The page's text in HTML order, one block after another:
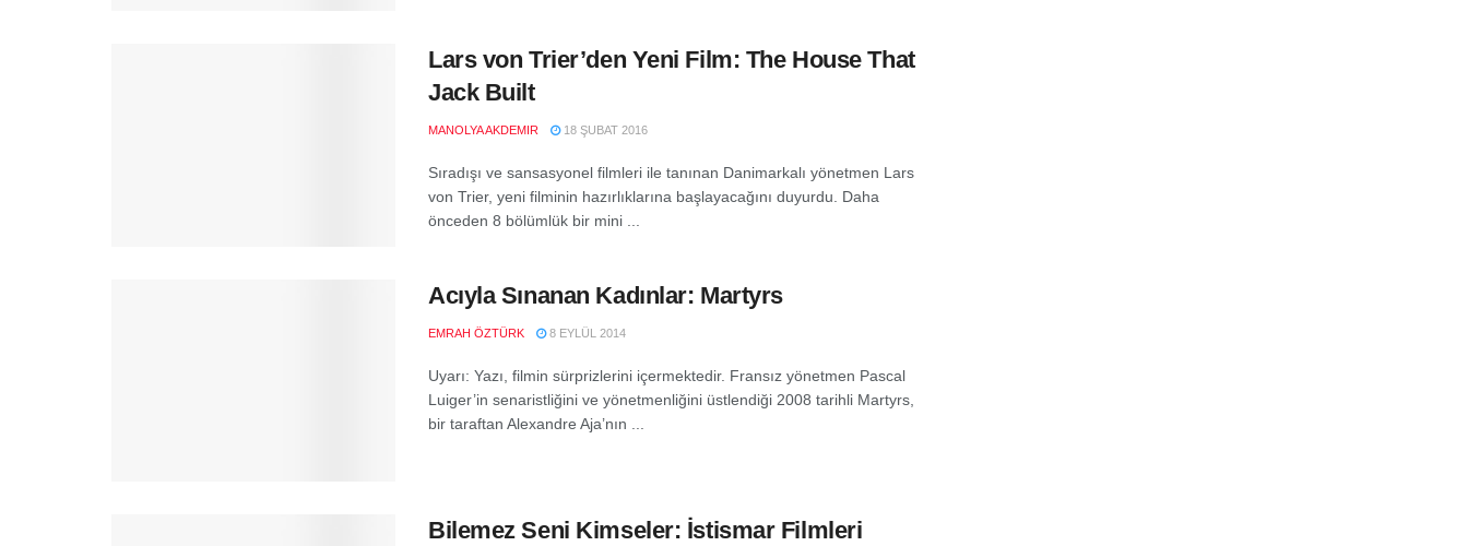
Lars von Trier’den Yeni Film: The House That
Jack Built
MANOLYA AKDEMIR 18 ŞUBAT 2016
Sıradışı ve sansasyonel filmleri ile tanınan Danimarkalı yönetmen Lars
von Trier, yeni filminin hazırlıklarına başlayacağını duyurdu. Daha
önceden 8 bölümlük bir mini ...
Acıyla Sınanan Kadınlar: Martyrs
EMRAH ÖZTÜRK 8 EYLÜL 2014
Uyarı: Yazı, filmin sürprizlerini içermektedir. Fransız yönetmen Pascal
Luiger’in senaristliğini ve yönetmenliğini üstlendiği 2008 tarihli Martyrs,
bir taraftan Alexandre Aja’nın ...
Bilemez Seni Kimseler: İstismar Filmleri